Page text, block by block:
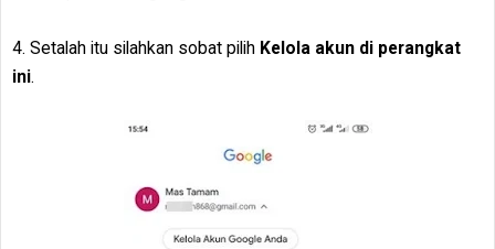
4. Setalah itu silahkan sobat pilih Kelola akun di perangkat
ini.